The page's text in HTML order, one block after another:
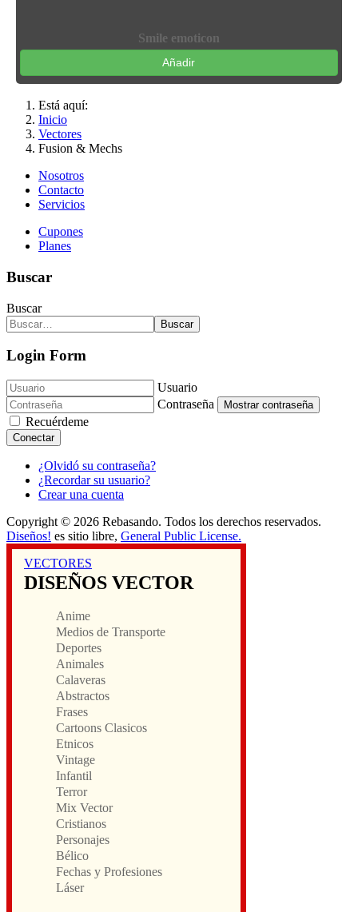
Smile emoticon
Añadir
Está aquí:
Inicio
Vectores
Fusion & Mechs
Nosotros
Contacto
Servicios
Cupones
Planes
Buscar
Buscar
Buscar
Login Form
Usuario
Contraseña
Mostrar contraseña
Recuérdeme
Conectar
¿Olvidó su contraseña?
¿Recordar su usuario?
Crear una cuenta
Copyright © 2026 Rebasando. Todos los derechos reservados.
Diseños! es sitio libre, General Public License.
VECTORES
DISEÑOS VECTOR
Anime
Medios de Transporte
Deportes
Animales
Calaveras
Abstractos
Frases
Cartoons Clasicos
Etnicos
Vintage
Infantil
Terror
Mix Vector
Cristianos
Personajes
Bélico
Fechas y Profesiones
Láser